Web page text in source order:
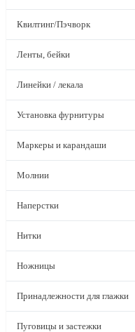
Квилтинг/Пэчворк
Ленты, бейки
Линейки / лекала
Установка фурнитуры
Маркеры и карандаши
Молнии
Наперстки
Нитки
Ножницы
Принадлежности для глажки
Пуговицы и застежки